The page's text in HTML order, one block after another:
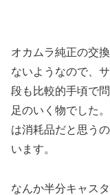
オカムラ純正の交
ないようなので、
段も比較的手頃で
足のいく物でした
は消耗品だと思う
います。
なんか半分キャス